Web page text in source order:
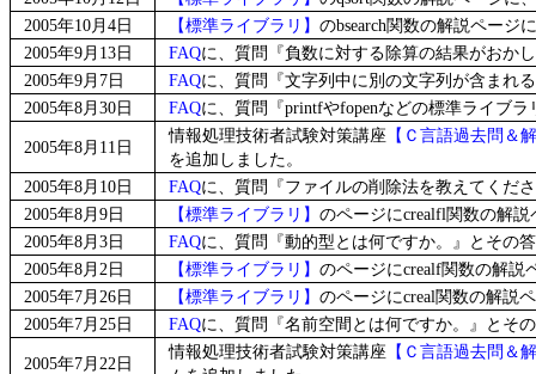
2005年10月4日
【標準ライブラリ】 のbsearch関数の解説ページ
2005年9月13日
FAQに、質問『負数に対する除算の結果がおか
2005年9月7日
FAQに、質問『文字列中に別の文字列が含まれ
2005年8月30日
FAQに、質問『printfやfopenなどの標準ライブ
2005年8月11日
情報処理技術者試験対策講座 【Ｃ言語過去問＆
を追加しました。
2005年8月10日
FAQに、質問『ファイルの削除法を教えてくだ
2005年8月9日
【標準ライブラリ】 のページにcrealfl関数の解
2005年8月3日
FAQに、質問『動的型とは何ですか。』とその
2005年8月2日
【標準ライブラリ】 のページにcrealf関数の解説
2005年7月26日
【標準ライブラリ】 のページにcreal関数の解説
2005年7月25日
FAQに、質問『名前空間とは何ですか。』とそ
2005年7月22日
情報処理技術者試験対策講座 【Ｃ言語過去問＆